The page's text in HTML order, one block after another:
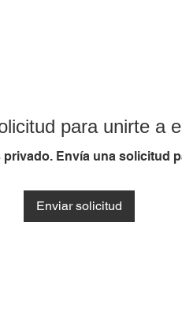
para unirte a
privado. Envía una solicitud
Enviar solicitud